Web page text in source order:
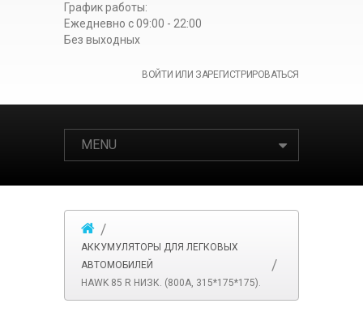
График работы:
Ежедневно c 09:00 - 22:00
Без выходных
ВОЙТИ ИЛИ ЗАРЕГИСТРИРОВАТЬСЯ
MENU
АККУМУЛЯТОРЫ ДЛЯ ЛЕГКОВЫХ
АВТОМОБИЛЕЙ
HAWK 85 R НИЗК. (800A, 315*175*175).